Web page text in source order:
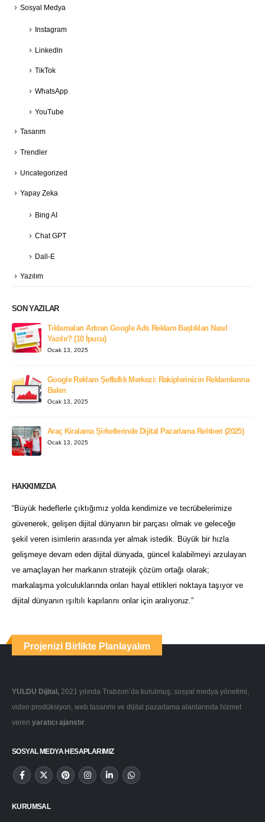
Sosyal Medya
Instagram
Linkedln
TikTok
WhatsApp
YouTube
Tasarım
Trendler
Uncategorized
Yapay Zeka
Bing AI
Chat GPT
Dall-E
Yazılım
SON YAZILAR
Tıklamaları Artıran Google Ads Reklam Başlıkları Nasıl
Yazılır? (10 İpucu)
Ocak 13, 2025
Google Reklam Şeffaflık Merkezi: Rakiplerinizin Reklamlarına
Bakın
Ocak 13, 2025
Araç Kiralama Şirketlerinde Dijital Pazarlama Rehberi (2025)
Ocak 13, 2025
HAKKIMIZDA
“Büyük hedeflerle çıktığımız yolda kendimize ve tecrübelerimize
güvenerek, gelişen dijital dünyanın bir parçası olmak ve geleceğe
şekil veren isimlerin arasında yer almak istedik. Büyük bir hızla
gelişmeye devam eden dijital dünyada, güncel kalabilmeyi arzulayan
ve amaçlayan her markanın stratejik çözüm ortağı olarak;
markalaşma yolculuklarında onları hayal ettikleri noktaya taşıyor ve
dijital dünyanın ışıltılı kapılarını onlar için aralıyoruz.”
Projenizi Birlikte Planlayalım
YULDU Dijital, 2021 yılında Trabzon’da kurulmuş; sosyal medya yönetimi,
video prodüksiyon, web tasarımı ve dijital pazarlama alanlarında hizmet
veren yaratıcı ajanstır
SOSYAL MEDYA HESAPLARIMIZ
KURUMSAL